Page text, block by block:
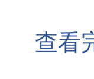
查看